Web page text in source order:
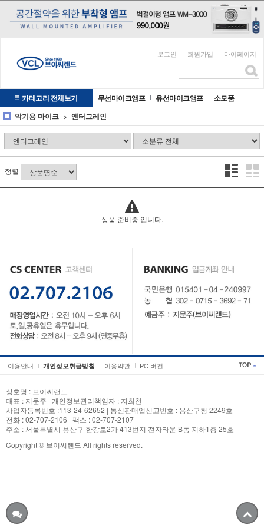
로그인 회원가입 마이페이지
카테고리 전체보기 무선마이크앰프 유선마이크앰프
소모품
악기용 마이크
엔터그레인
정렬
상품 준비중 입니다.
이용안내 개인정보취급방침 이용약관 PC 버전
상호명 : 브이씨랜드
대표 : 지문주 | 개인정보관리책임자 : 지희천
사업자등록번호 :113-24-62652 | 통신판매업신고번호 : 용산구청 2249호
전화 : 02-707-2106 | 팩스 : 02-707-2107
주소 : 서울특별시 용산구 한강로2가 413번지 전자타운 B동 지하1층 25호
Copyright © 브이씨랜드 All rights reserved.